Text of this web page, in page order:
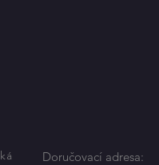
Doručovací adresa: